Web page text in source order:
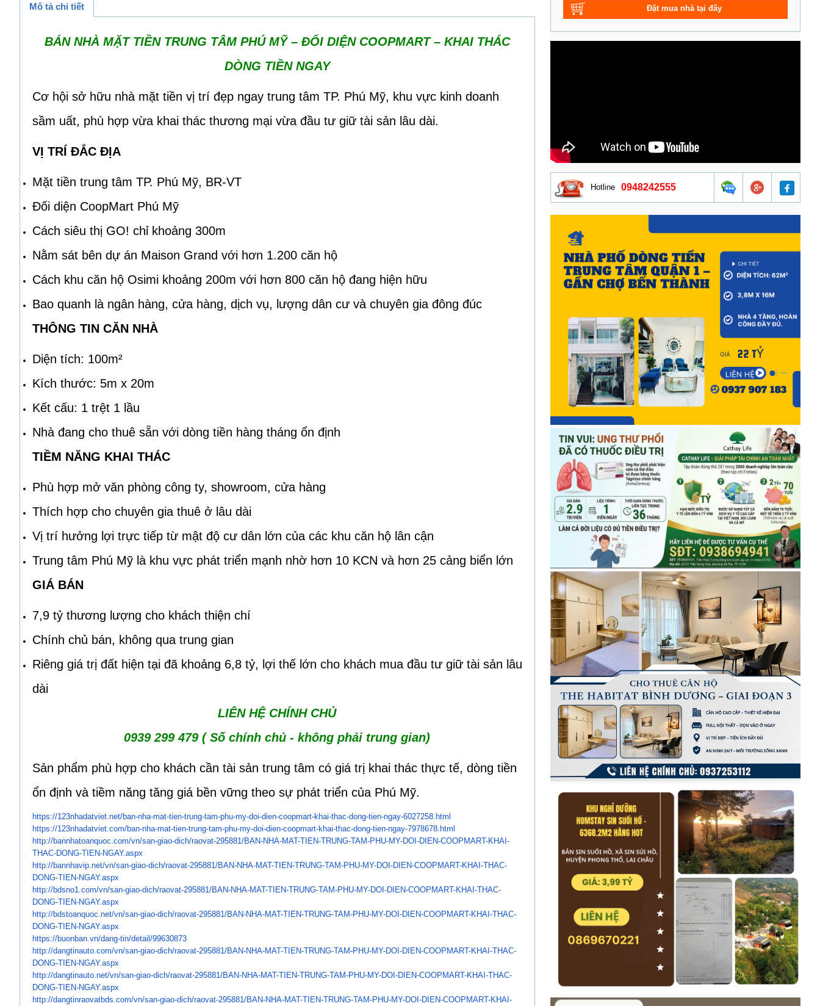
Đặt mua nhà tại đây
Hotline 0948242555
Mô tả chi tiết
BÁN NHÀ MẶT TIỀN TRUNG TÂM PHÚ MỸ – ĐỐI DIỆN COOPMART – KHAI THÁC
DÒNG TIỀN NGAY
Cơ hội sở hữu nhà mặt tiền vị trí đẹp ngay trung tâm TP. Phú Mỹ, khu vực kinh doanh
sầm uất, phù hợp vừa khai thác thương mại vừa đầu tư giữ tài sản lâu dài.
VỊ TRÍ ĐẮC ĐỊA
Mặt tiền trung tâm TP. Phú Mỹ, BR-VT
Đối diện CoopMart Phú Mỹ
Cách siêu thị GO! chỉ khoảng 300m
Nằm sát bên dự án Maison Grand với hơn 1.200 căn hộ
Cách khu căn hộ Osimi khoảng 200m với hơn 800 căn hộ đang hiện hữu
Bao quanh là ngân hàng, cửa hàng, dịch vụ, lượng dân cư và chuyên gia đông đúc
THÔNG TIN CĂN NHÀ
Diện tích: 100m²
Kích thước: 5m x 20m
Kết cấu: 1 trệt 1 lầu
Nhà đang cho thuê sẵn với dòng tiền hàng tháng ổn định
TIỀM NĂNG KHAI THÁC
Phù hợp mở văn phòng công ty, showroom, cửa hàng
Thích hợp cho chuyên gia thuê ở lâu dài
Vị trí hưởng lợi trực tiếp từ mật độ cư dân lớn của các khu căn hộ lân cận
Trung tâm Phú Mỹ là khu vực phát triển mạnh nhờ hơn 10 KCN và hơn 25 cảng biển lớn
GIÁ BÁN
7,9 tỷ thương lượng cho khách thiện chí
Chính chủ bán, không qua trung gian
​Riêng giá trị đất hiện tại đã khoảng 6,8 tỷ, lợi thế lớn cho khách mua đầu tư giữ tài sản lâu
dài
LIÊN HỆ CHÍNH CHỦ
0939 299 479 ( Số chính chủ - không phải trung gian)
Sản phẩm phù hợp cho khách cần tài sản trung tâm có giá trị khai thác thực tế, dòng tiền
ổn định và tiềm năng tăng giá bền vững theo sự phát triển của Phú Mỹ.
https://123nhadatviet.net/ban-nha-mat-tien-trung-tam-phu-my-doi-dien-coopmart-khai-thac-dong-tien-ngay-6027258.html
https://123nhadatviet.com/ban-nha-mat-tien-trung-tam-phu-my-doi-dien-coopmart-khai-thac-dong-tien-ngay-7978678.html
http://bannhatoanquoc.com/vn/san-giao-dich/raovat-295881/BAN-NHA-MAT-TIEN-TRUNG-TAM-PHU-MY-DOI-DIEN-COOPMART-KHAI-
THAC-DONG-TIEN-NGAY.aspx
http://bannhavip.net/vn/san-giao-dich/raovat-295881/BAN-NHA-MAT-TIEN-TRUNG-TAM-PHU-MY-DOI-DIEN-COOPMART-KHAI-THAC-
DONG-TIEN-NGAY.aspx
http://bdsno1.com/vn/san-giao-dich/raovat-295881/BAN-NHA-MAT-TIEN-TRUNG-TAM-PHU-MY-DOI-DIEN-COOPMART-KHAI-THAC-
DONG-TIEN-NGAY.aspx
http://bdstoanquoc.net/vn/san-giao-dich/raovat-295881/BAN-NHA-MAT-TIEN-TRUNG-TAM-PHU-MY-DOI-DIEN-COOPMART-KHAI-THAC-
DONG-TIEN-NGAY.aspx
https://buonban.vn/dang-tin/detail/99630873
http://dangtinauto.com/vn/san-giao-dich/raovat-295881/BAN-NHA-MAT-TIEN-TRUNG-TAM-PHU-MY-DOI-DIEN-COOPMART-KHAI-THAC-
DONG-TIEN-NGAY.aspx
http://dangtinauto.net/vn/san-giao-dich/raovat-295881/BAN-NHA-MAT-TIEN-TRUNG-TAM-PHU-MY-DOI-DIEN-COOPMART-KHAI-THAC-
DONG-TIEN-NGAY.aspx
http://dangtinraovatbds.com/vn/san-giao-dich/raovat-295881/BAN-NHA-MAT-TIEN-TRUNG-TAM-PHU-MY-DOI-DIEN-COOPMART-KHAI-